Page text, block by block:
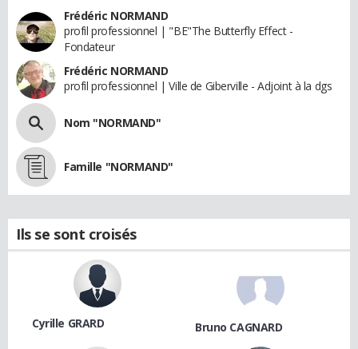
Frédéric NORMAND
profil professionnel | "BE"The Butterfly Effect -
Fondateur
Frédéric NORMAND
profil professionnel | Ville de Giberville - Adjoint à la dgs
Nom "NORMAND"
Famille "NORMAND"
Ils se sont croisés
Cyrille GRARD Bruno CAGNARD